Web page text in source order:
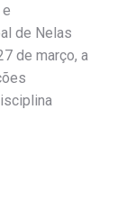
de Nelas
de março, a